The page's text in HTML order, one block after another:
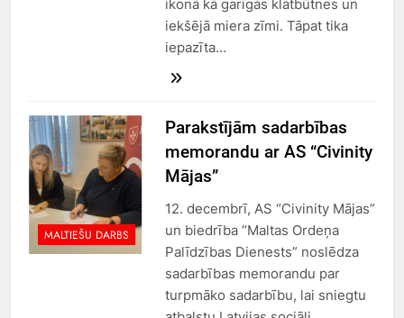
ikonā kā garīgās klātbūtnes un
iekšējā miera zīmi. Tāpat tika
iepazīta…
MALTIEŠU DARBS
Parakstījām sadarbības
memorandu ar AS “Civinity
Mājas”
12. decembrī, AS “Civinity Mājas”
un biedrība “Maltas Ordeņa
Palīdzības Dienests” noslēdza
sadarbības memorandu par
turpmāko sadarbību, lai sniegtu